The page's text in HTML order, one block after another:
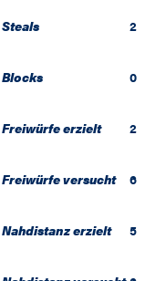
Steals 2
Blocks 0
Freiwürfe erzielt 2
Freiwürfe versucht 6
Nahdistanz erzielt 5